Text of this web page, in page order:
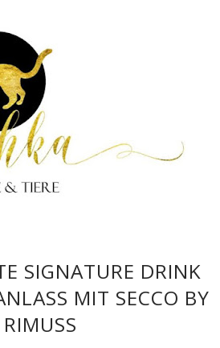
SIGNATURE DRINK
MIT SECCO BY
RIMUSS